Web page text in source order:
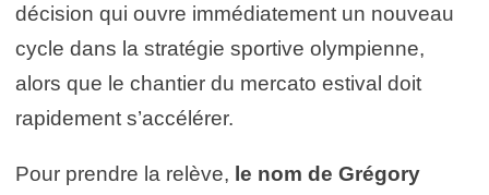
décision qui ouvre immédiatement un nouveau
cycle dans la stratégie sportive olympienne,
alors que le chantier du mercato estival doit
rapidement s’accélérer.
Pour prendre la relève, le nom de Grégory